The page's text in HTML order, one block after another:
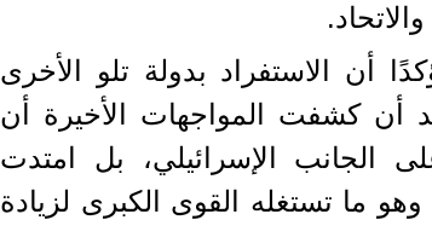
أن الاستفراد بدولة تلو الأخرى
أن كشفت المواجهات الأخيرة أن
الجانب الإسرائيلي، بل امتدت
ما تستغله القوى الكبرى لزيادة